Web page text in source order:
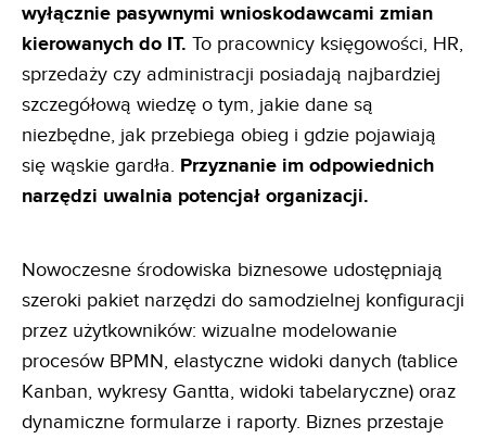
wyłącznie pasywnymi wnioskodawcami zmian
kierowanych do IT. To pracownicy księgowości, HR,
sprzedaży czy administracji posiadają najbardziej
szczegółową wiedzę o tym, jakie dane są
niezbędne, jak przebiega obieg i gdzie pojawiają
się wąskie gardła. Przyznanie im odpowiednich
narzędzi uwalnia potencjał organizacji.
Nowoczesne środowiska biznesowe udostępniają
szeroki pakiet narzędzi do samodzielnej konfiguracji
przez użytkowników: wizualne modelowanie
procesów BPMN, elastyczne widoki danych (tablice
Kanban, wykresy Gantta, widoki tabelaryczne) oraz
dynamiczne formularze i raporty. Biznes przestaje